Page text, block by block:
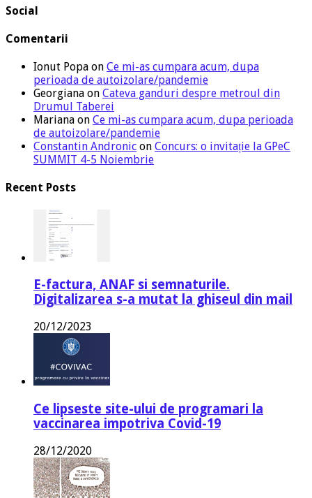
Social
Comentarii
Ionut Popa on Ce mi-as cumpara acum, dupa
perioada de autoizolare/pandemie
Georgiana on Cateva ganduri despre metroul din
Drumul Taberei
Mariana on Ce mi-as cumpara acum, dupa perioada
de autoizolare/pandemie
Constantin Andronic on Concurs: o invitație la GPeC
SUMMIT 4-5 Noiembrie
Recent Posts
E-factura, ANAF si semnaturile.
Digitalizarea s-a mutat la ghiseul din mail
20/12/2023
Ce lipseste site-ului de programari la
vaccinarea impotriva Covid-19
28/12/2020